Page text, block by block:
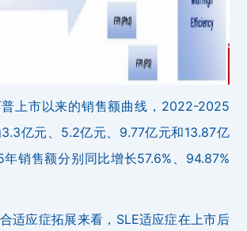
上市以来的销售额曲线，2022-2025
亿元、5.2亿元、9.77亿元和13.87亿
销售额分别同比增长57.6%、94.87%
适应症拓展来看，SLE适应症在上市后